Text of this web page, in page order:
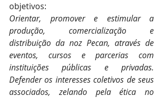
objetivos:
Orientar, promover e estimular a
produção, comercialização e
distribuição da noz Pecan, através de
eventos, cursos e parcerias com
instituições públicas e privadas.
Defender os interesses coletivos de seus
associados, zelando pela ética no